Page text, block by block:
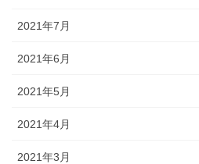
2021年7月
2021年6月
2021年5月
2021年4月
2021年3月